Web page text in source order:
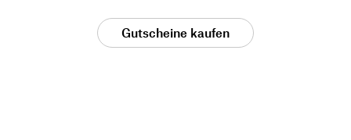
Gutscheine kaufen